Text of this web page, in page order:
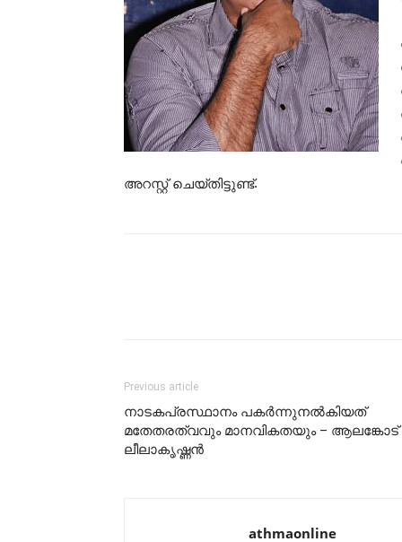
അറസ്റ്റ് ചെയ്തിട്ടുണ്ട്.
Previous article
നാടകപ്രസ്ഥാനം പകര്‍ന്നുനല്‍കിയത്
മതേതരത്വവും മാനവികതയും – ആലങ്കോട്
ലീലാകൃഷ്ണന്‍
athmaonline